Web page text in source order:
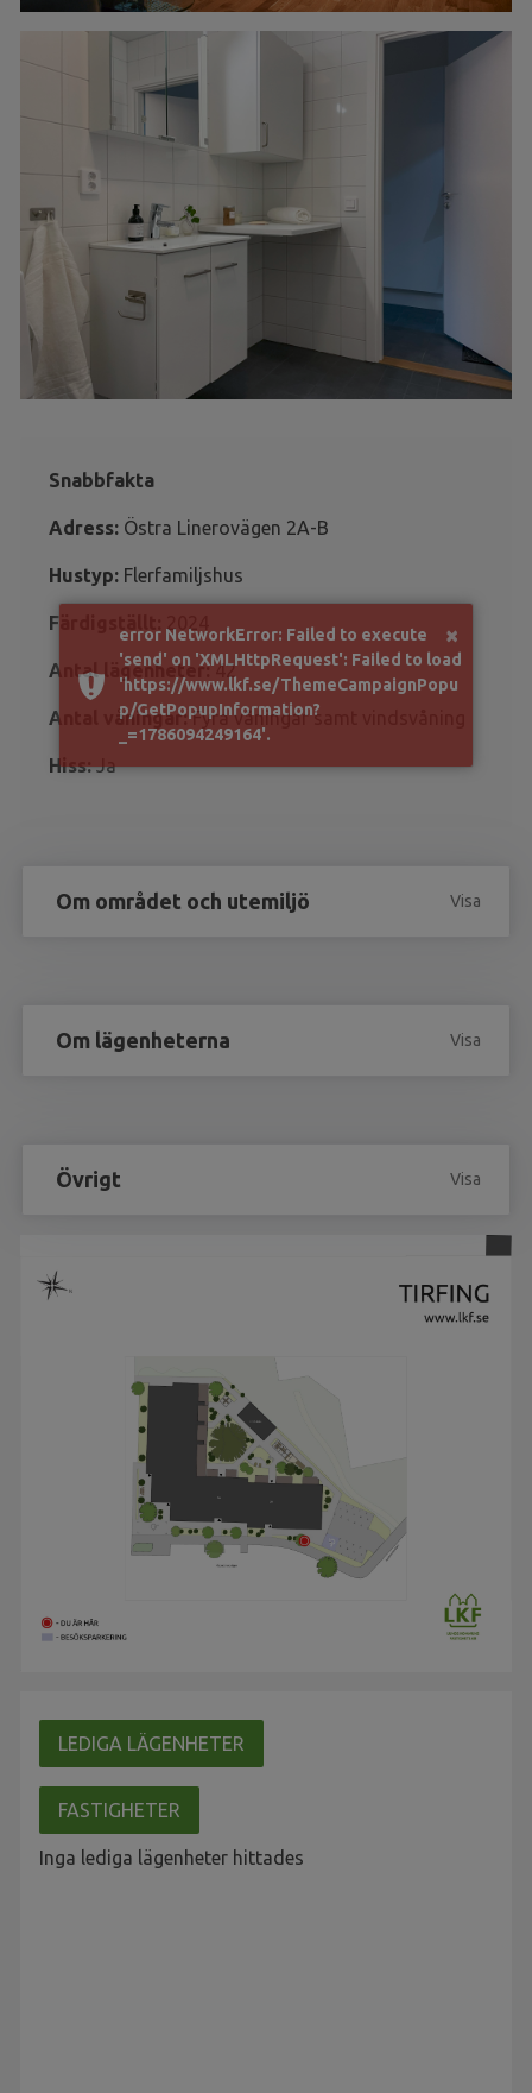
Snabbfakta
Adress: Östra Linerovägen 2A-B
Hustyp: Flerfamiljshus
Färdigställt:
Antal lägenheter:42
Antal våningar:Fyra våningar samt vindsvåning
Hiss:Ja
Om området och utemiljö Visa
Om lägenheterna Visa
Övrigt Visa
LEDIGA LÄGENHETER
FASTIGHETER
Inga lediga lägenheter hittades
×
error NetworkError: Failed to execute
'send' on 'XMLHttpRequest': Failed to load
'https://www.lkf.se/ThemeCampaignPopu
p/GetPopupInformation?
_=1786094249164'.